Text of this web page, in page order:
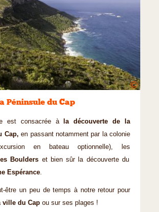
©
Péninsule du Cap
est consacrée à
la découverte de la
Cap, en passant notamment par la colonie
en bateau optionnelle), les
Boulders et bien sûr la découverte du
Espérance.
être un peu de temps à notre retour pour
ville du Cap ou sur ses plages !